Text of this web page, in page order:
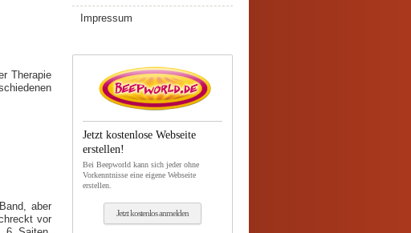
Impressum
Jetzt kostenlose Webseite
erstellen!
Bei Beepworld kann sich jeder ohne
Vorkenntnisse eine eigene Webseite
erstellen.
Jetzt kostenlos anmelden
Therapie
vom
aber
vor